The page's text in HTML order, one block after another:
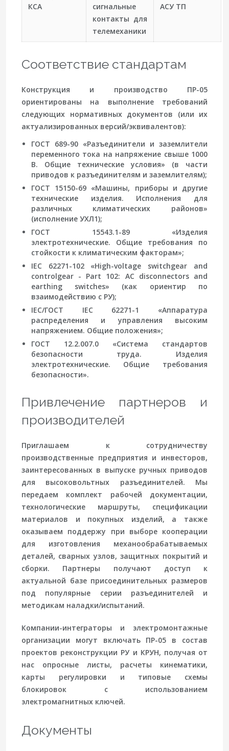
КСА
сигнальные
контакты для
телемеханики
АСУ ТП
Соответствие стандартам
Конструкция и производство ПР-05
ориентированы на выполнение требований
следующих нормативных документов (или их
актуализированных версий/эквивалентов):
ГОСТ 689-90 «Разъединители и заземлители
переменного тока на напряжение свыше 1000
В. Общие технические условия» (в части
приводов к разъединителям и заземлителям);
ГОСТ 15150-69 «Машины, приборы и другие
технические изделия. Исполнения для
различных климатических районов»
(исполнение УХЛ1);
ГОСТ 15543.1-89 «Изделия
электротехнические. Общие требования по
стойкости к климатическим факторам»;
IEC 62271-102 «High-voltage switchgear and
controlgear - Part 102: AC disconnectors and
earthing switches» (как ориентир по
взаимодействию с РУ);
IEC/ГОСТ IEC 62271-1 «Аппаратура
распределения и управления высоким
напряжением. Общие положения»;
ГОСТ 12.2.007.0 «Система стандартов
безопасности труда. Изделия
электротехнические. Общие требования
безопасности».
Привлечение партнеров и
производителей
Приглашаем к сотрудничеству
производственные предприятия и инвесторов,
заинтересованных в выпуске ручных приводов
для высоковольтных разъединителей. Мы
передаем комплект рабочей документации,
технологические маршруты, спецификации
материалов и покупных изделий, а также
оказываем поддержу при выборе кооперации
для изготовления механообрабатываемых
деталей, сварных узлов, защитных покрытий и
сборки. Партнеры получают доступ к
актуальной базе присоединительных размеров
под популярные серии разъединителей и
методикам наладки/испытаний.
Компании-интеграторы и электромонтажные
организации могут включать ПР-05 в состав
проектов реконструкции РУ и КРУН, получая от
нас опросные листы, расчеты кинематики,
карты регулировки и типовые схемы
блокировок с использованием
электромагнитных ключей.
Документы